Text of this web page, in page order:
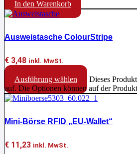
In den Warenkorb
Ausweistasche ColourStripe
€ 3,48 inkl. MwSt.
Ausführung wählen
Dieses
auf. Die Optionen können auf der
Mini-Börse RFID „EU-Wallet“
€ 11,23 inkl. MwSt.